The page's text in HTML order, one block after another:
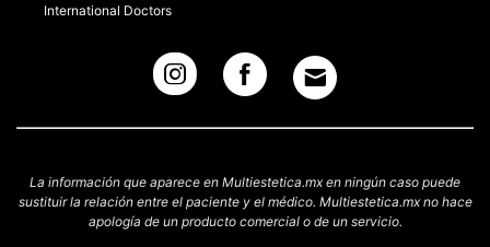
International Doctors
La información que aparece en Multiestetica.mx en ningún caso puede
sustituir la relación entre el paciente y el médico. Multiestetica.mx no hace
apología de un producto comercial o de un servicio.